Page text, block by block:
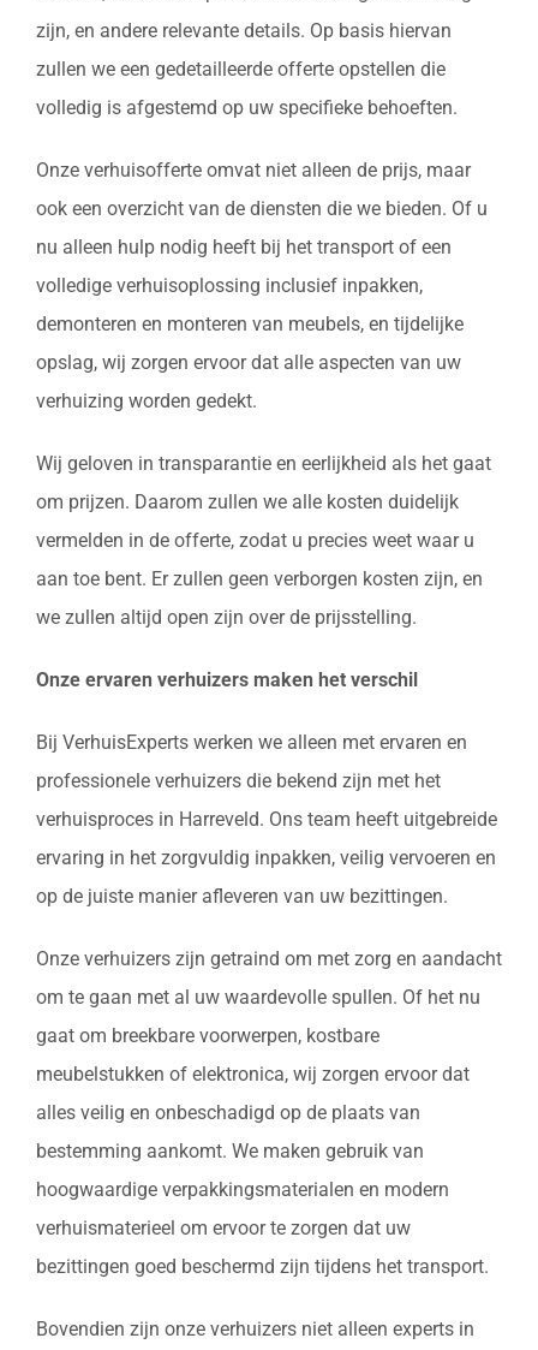
zijn, en andere relevante details. Op basis hiervan
zullen we een gedetailleerde offerte opstellen die
volledig is afgestemd op uw specifieke behoeften.
Onze verhuisofferte omvat niet alleen de prijs, maar
ook een overzicht van de diensten die we bieden. Of u
nu alleen hulp nodig heeft bij het transport of een
volledige verhuisoplossing inclusief inpakken,
demonteren en monteren van meubels, en tijdelijke
opslag, wij zorgen ervoor dat alle aspecten van uw
verhuizing worden gedekt.
Wij geloven in transparantie en eerlijkheid als het gaat
om prijzen. Daarom zullen we alle kosten duidelijk
vermelden in de offerte, zodat u precies weet waar u
aan toe bent. Er zullen geen verborgen kosten zijn, en
we zullen altijd open zijn over de prijsstelling.
Onze ervaren verhuizers maken het verschil
Bij VerhuisExperts werken we alleen met ervaren en
professionele verhuizers die bekend zijn met het
verhuisproces in Harreveld. Ons team heeft uitgebreide
ervaring in het zorgvuldig inpakken, veilig vervoeren en
op de juiste manier afleveren van uw bezittingen.
Onze verhuizers zijn getraind om met zorg en aandacht
om te gaan met al uw waardevolle spullen. Of het nu
gaat om breekbare voorwerpen, kostbare
meubelstukken of elektronica, wij zorgen ervoor dat
alles veilig en onbeschadigd op de plaats van
bestemming aankomt. We maken gebruik van
hoogwaardige verpakkingsmaterialen en modern
verhuismaterieel om ervoor te zorgen dat uw
bezittingen goed beschermd zijn tijdens het transport.
Bovendien zijn onze verhuizers niet alleen experts in